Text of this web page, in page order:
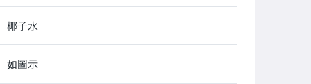
椰子水
如圖示